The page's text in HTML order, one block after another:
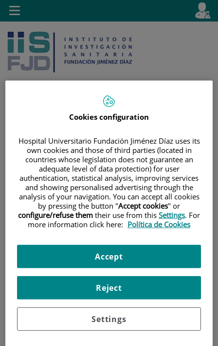
Jump to content
content
Active
en
Toggle
navigation
|
ESTUDIO DE FASE II ALEATORIZADO, DOBLE CIEGO Y
CONTROLADO CON PLACEBO PARA EVALUAR LA
409306 ADMISNITRADO DE FORMA ORAL DURANTE UN
PERIODO DE TRATAMIENTO DE 28 SEMANAS COMO
TRATAMIENTO ADYUVANTE AL TRATAMIENTO
ANTIPSICÓTICO PARA LA PREVENCIÓN DE RECAÍDAS EN
PACIETNES CON ESQUIZOFRENIA
Cookies configuration
Hospital Universitario Fundación Jiménez Díaz uses its
own cookies and those of third parties (located in
countries whose legislation does not guarantee an
adequate level of data protection) for user
authentication, statistical analysis, improving services
and showing personalised advertising through the
analysis of your navigation. You can accept all cookies
by pressing the button "Accept cookies" or
configure/refuse them their use from this Settings. For
more information click here: Política de Cookies
Settings
Reject
Accept